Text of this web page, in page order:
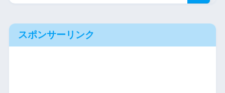
スポンサーリンク